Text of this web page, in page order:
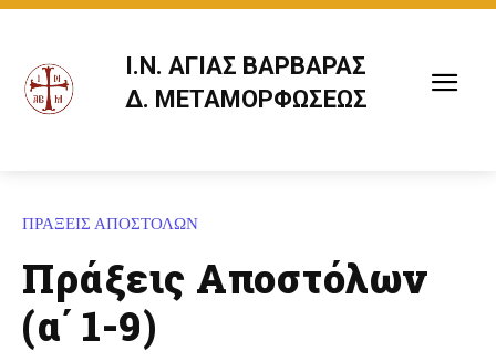
Ι.Ν. ΑΓΙΑΣ ΒΑΡΒΑΡΑΣ
Δ. ΜΕΤΑΜΟΡΦΩΣΕΩΣ
ΠΡΑΞΕΙΣ ΑΠΟΣΤΟΛΩΝ
Πράξεις Αποστόλων
(α΄ 1-9)